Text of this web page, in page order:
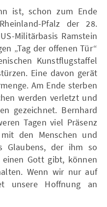
ist, schon zum Ende
Pfalz der 28.
Militärbasis Ramstein
„Tag der offenen Tür“
Kunstflugstaffel
Eine davon gerät
Am Ende sterben
werden verletzt und
gezeichnet. Bernhard
Tagen viel Präsenz
den Menschen und
Glaubens, der ihm so
Gott gibt, können
Wenn wir nur auf
unsere Hoffnung an